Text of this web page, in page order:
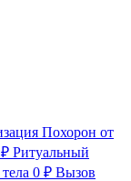
Похорон от
Ритуальный
0 ₽ Вызов